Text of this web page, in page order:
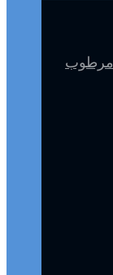
مرطوب